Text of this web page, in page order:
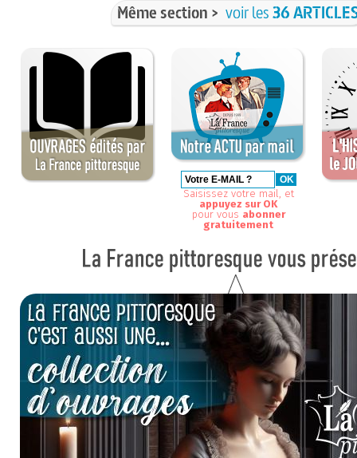
Même section > voir les36
Saisissez votre mail, et
appuyez sur OK
pour vous abonner
gratuitement